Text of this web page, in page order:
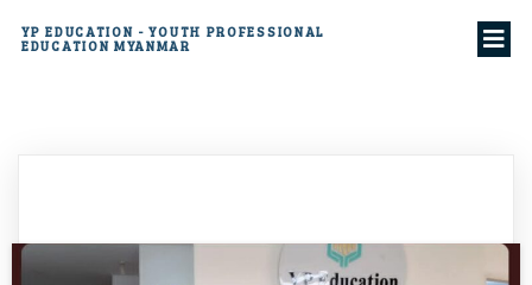
YP EDUCATION - YOUTH PROFESSIONAL
EDUCATION MYANMAR